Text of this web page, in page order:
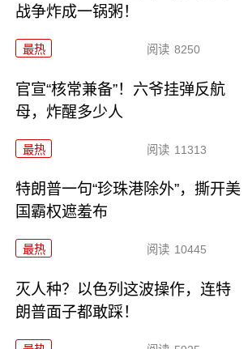
战争炸成一锅粥！
最热 阅读 8250
官宣“核常兼备”！六爷挂弹反航
母，炸醒多少人
最热 阅读 11313
特朗普一句“珍珠港除外”，撕开美
国霸权遮羞布
最热 阅读 10445
灭人种？以色列这波操作，连特
朗普面子都敢踩！